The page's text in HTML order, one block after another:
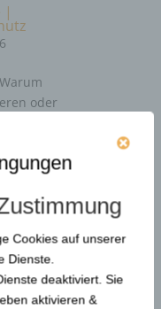
|
oder
Fokus. Erfahren
Cookies auf unserer
Dienste.
deaktiviert. Sie
aktivieren &